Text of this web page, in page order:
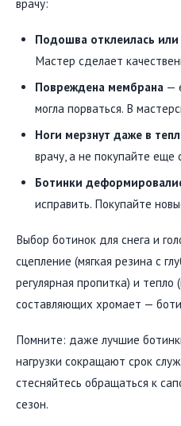
врачу:
Подошва отклеилась или
Мастер сделает
Повреждена мембрана —
могла порваться. В
Ноги мерзнут даже в
врачу, а не покупайте еще
Ботинки
исправить. Покупайте
Выбор ботинок для снега и
сцепление (мягкая резина с
регулярная пропитка) и тепло
составляющих хромает —
Помните: даже лучшие
нагрузки сокращают срок
стесняйтесь обращаться к
сезон.